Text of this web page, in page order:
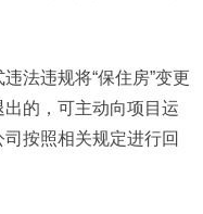
法违规将“保住房”变更
的，可主动向项目运
按照相关规定进行回